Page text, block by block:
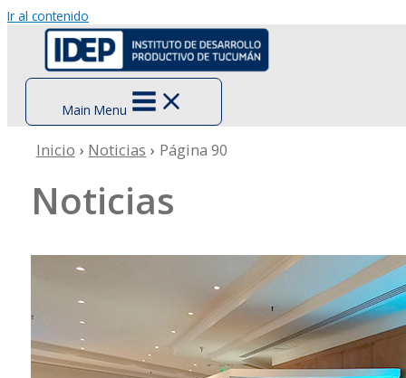
Ir al contenido
Main Menu
Inicio Noticias Página 90
Noticias